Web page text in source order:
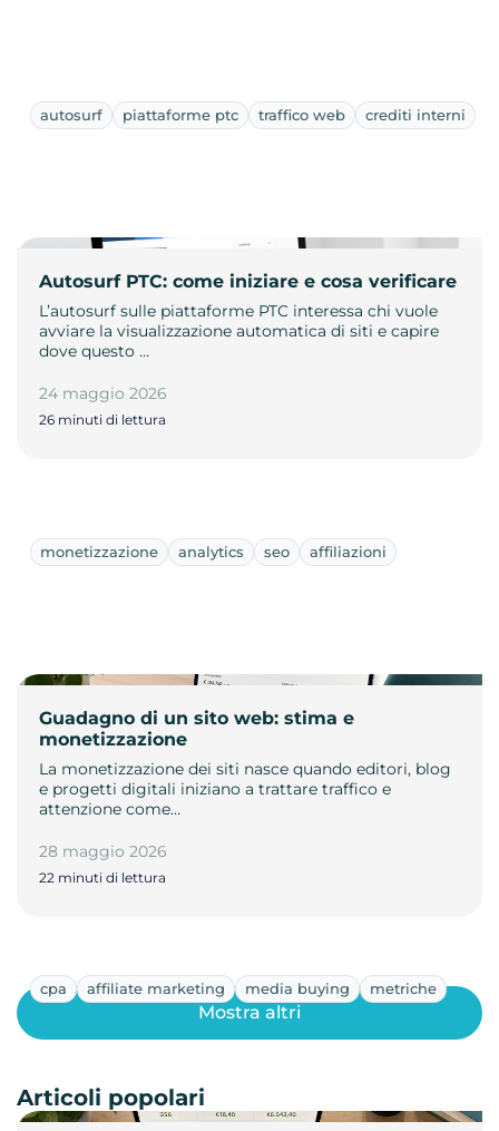
autosurf piattaforme ptc traffico web crediti interni
Autosurf PTC: come iniziare e cosa verificare
L’autosurf sulle piattaforme PTC interessa chi vuole
avviare la visualizzazione automatica di siti e capire
dove questo …
24 maggio 2026
26 minuti di lettura
monetizzazione analytics seo affiliazioni
Guadagno di un sito web: stima e
monetizzazione
La monetizzazione dei siti nasce quando editori, blog
e progetti digitali iniziano a trattare traffico e
attenzione come…
28 maggio 2026
22 minuti di lettura
cpa affiliate marketing media buying metriche
Mostra altri
Articoli popolari